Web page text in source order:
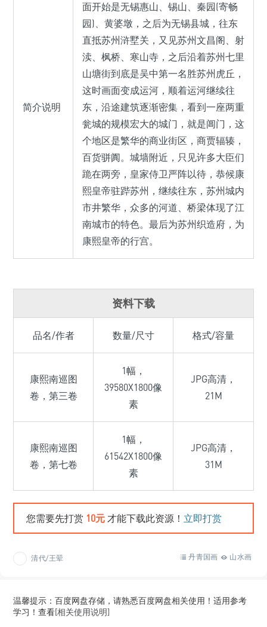
简介说明
面开始是无锡惠山、锡山、秦园(寄畅
园)、黄婆墩，之后为无锡县城，往东
直抵苏州浒墅关，又见苏州文昌阁、射
渎、枫桥、寒山寺，之后沿着苏州七里
山塘街到底是吴中第一名胜苏州虎丘，
这时画面变成运河，顺着运河继续往
东，沿途建筑逐渐密集，看到一座两重
瓮城的规模宏大的城门，就是阊门，这
个地区是繁华的商业街区，商贾辐辏，
百货骈阗。城墙附近，只见许多大臣们
跪在两旁，皇家侍卫严阵以待，恭候康
熙皇帝驻跸苏州，继续往东，苏州城内
市井繁华，众多的河道、桥梁体现了江
南城市的特色。最后为苏州织造府，为
康熙皇帝的行宫。
资料下载
品名/作者 数量/尺寸 格式/容量
康熙南巡图
卷，第三卷
1幅，
39580X1800像
素
JPG高清，
21M
康熙南巡图
卷，第七卷
1幅，
61542X1800像
素
JPG高清，
31M
您需要先打赏 10元 才能下载此资源！ 立即打赏
清代/王翚 山水画
丹青国画
温馨提示：百度网盘存储，请熟悉百度网盘相关使用！适用参考
学习！查看[相关使用说明]